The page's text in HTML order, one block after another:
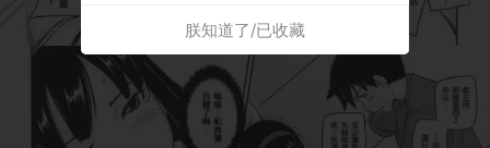
朕知道了/已收藏